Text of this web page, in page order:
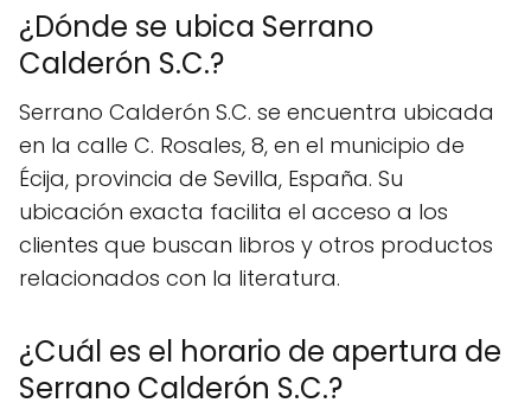
¿Dónde se ubica Serrano
Calderón S.C.?
Serrano Calderón S.C. se encuentra ubicada
en la calle C. Rosales, 8, en el municipio de
Écija, provincia de Sevilla, España. Su
ubicación exacta facilita el acceso a los
clientes que buscan libros y otros productos
relacionados con la literatura.
¿Cuál es el horario de apertura de
Serrano Calderón S.C.?